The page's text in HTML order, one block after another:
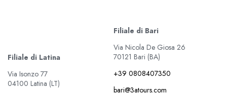
Filiale di Latina
Via Isonzo 77
04100 Latina (LT)
Filiale di Bari
Via Nicola De Giosa 26
70121 Bari (BA)
+39 0808407350
bari@3atours.com